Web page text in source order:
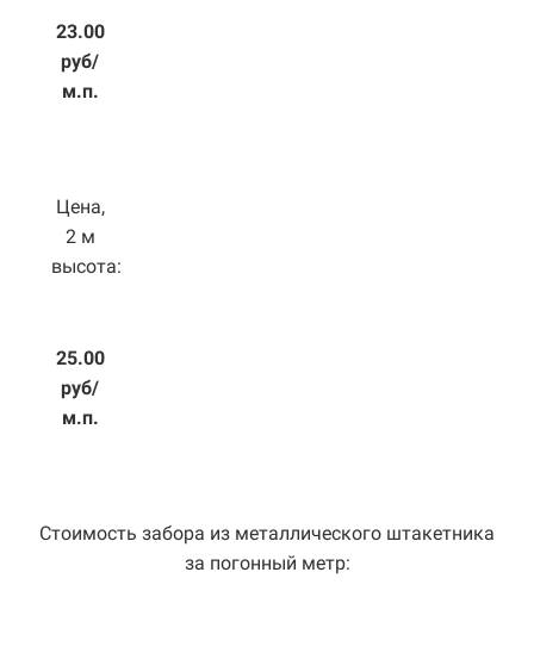
23.00
руб/
м.п.
Цена,
2 м
высота:
25.00
руб/
м.п.
Стоимость забора из металлического штакетника
за погонный метр: